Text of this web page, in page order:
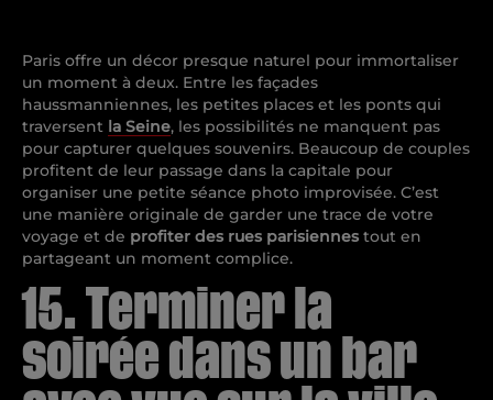
Paris offre un décor presque naturel pour immortaliser
un moment à deux. Entre les façades
haussmanniennes, les petites places et les ponts qui
traversent la Seine, les possibilités ne manquent pas
pour capturer quelques souvenirs. Beaucoup de couples
profitent de leur passage dans la capitale pour
organiser une petite séance photo improvisée. C’est
une manière originale de garder une trace de votre
voyage et de profiter des rues parisiennes tout en
partageant un moment complice.
15. Terminer la
soirée dans un bar